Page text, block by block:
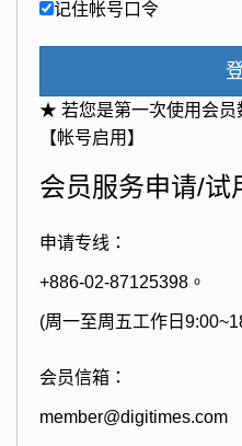
记住帐号口令
★ 若您是第一次使用会员
【帐号启用】
会员服务申请/试
申请专线：
+886-02-87125398。
(周一至周五工作日
会员信箱：
member@digitimes.com